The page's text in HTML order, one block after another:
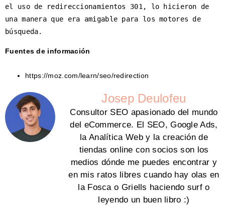
el uso de redireccionamientos 301, lo hicieron de
una manera que era amigable para los motores de
búsqueda.
Fuentes de información
https://moz.com/learn/seo/redirection
Josep Deulofeu
Consultor SEO apasionado del mundo
del eCommerce. El SEO, Google Ads,
la Analítica Web y la creación de
tiendas online con socios son los
medios dónde me puedes encontrar y
en mis ratos libres cuando hay olas en
la Fosca o Griells haciendo surf o
leyendo un buen libro :)